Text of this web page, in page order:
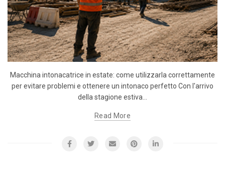
Macchina intonacatrice in estate: come utilizzarla correttamente
per evitare problemi e ottenere un intonaco perfetto Con l'arrivo
della stagione estiva...
Read More